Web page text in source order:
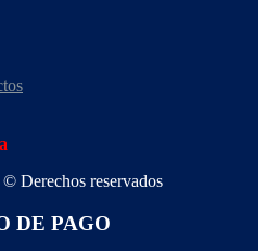
Derechos reservados
DE PAGO